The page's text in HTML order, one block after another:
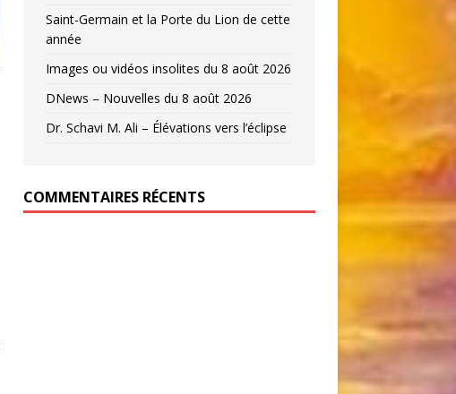
Saint-Germain et la Porte du Lion de cette
année
Images ou vidéos insolites du 8 août 2026
DNews – Nouvelles du 8 août 2026
Dr. Schavi M. Ali – Élévations vers l’éclipse
COMMENTAIRES RÉCENTS